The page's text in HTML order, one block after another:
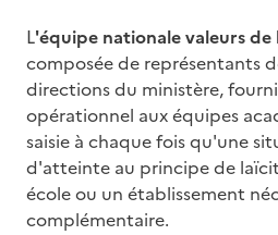
L'équipe nationale valeurs
composée de représentants
directions du ministère,
opérationnel aux équipes
saisie à chaque fois qu'une
d'atteinte au principe de
école ou un établissement
complémentaire.